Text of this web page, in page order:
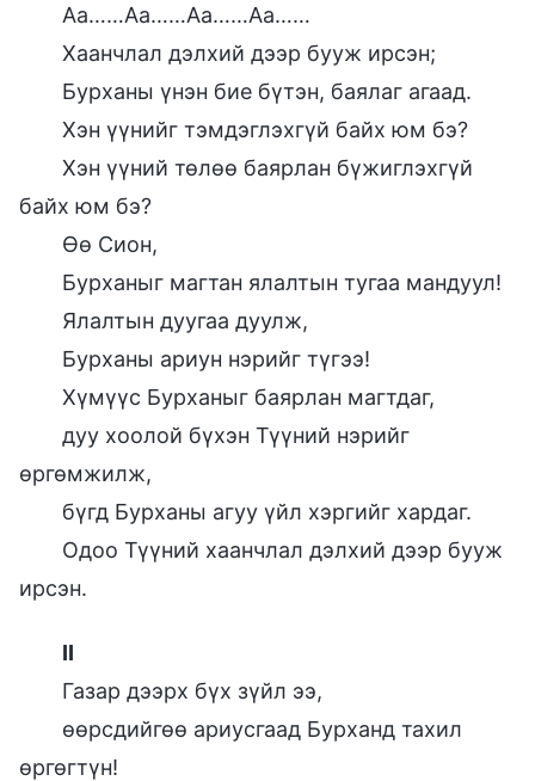
Аа……Аа……Аа……Аа……
Хаанчлал дэлхий дээр бууж ирсэн;
Бурханы үнэн бие бүтэн, баялаг агаад.
Хэн үүнийг тэмдэглэхгүй байх юм бэ?
Хэн үүний төлөө баярлан бүжиглэхгүй
байх юм бэ?
Өө Сион,
Бурханыг магтан ялалтын тугаа мандуул!
Ялалтын дуугаа дуулж,
Бурханы ариун нэрийг түгээ!
Хүмүүс Бурханыг баярлан магтдаг,
дуу хоолой бүхэн Түүний нэрийг
өргөмжилж,
бүгд Бурханы агуу үйл хэргийг хардаг.
Одоо Түүний хаанчлал дэлхий дээр бууж
ирсэн.
II
Газар дээрх бүх зүйл ээ,
өөрсдийгөө ариусгаад Бурханд тахил
ѳргѳгтүн!